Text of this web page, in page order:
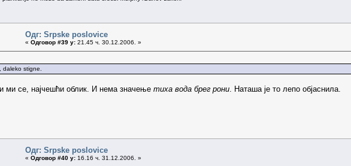
Одг: Srpske poslovice
« Одговор #39 у: 21.45 ч. 30.12.2006. »
stigne.
ми се, најчешћи облик. И нема значење тиха вода брег рони . Наташа је то лепо објаснила.
Одг: Srpske poslovice
« Одговор #40 у: 16.16 ч. 31.12.2006. »